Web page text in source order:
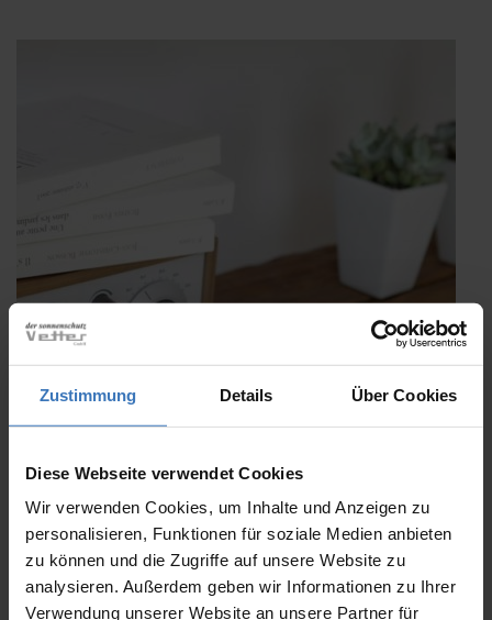
Zustimmung Details Über Cookies
Diese Webseite verwendet Cookies
Wir verwenden Cookies, um Inhalte und Anzeigen zu
personalisieren, Funktionen für soziale Medien anbieten
zu können und die Zugriffe auf unsere Website zu
analysieren. Außerdem geben wir Informationen zu Ihrer
Verwendung unserer Website an unsere Partner für
Urlaub Daheim – Lassen Sie sich im WAREMA
Podcast inspirieren
Veröffentlicht
am
9. Juni 2021
Das Leben draußen wird als Ausgleich immer wichtiger und
Garten, Terrasse oder Balkon gewinnen als Freiraum an